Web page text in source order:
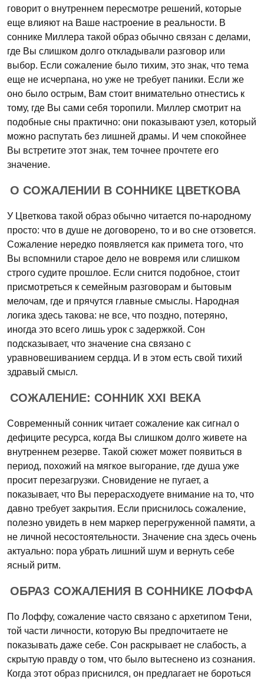
говорит о внутреннем пересмотре решений, которые
еще влияют на Ваше настроение в реальности. В
соннике Миллера такой образ обычно связан с делами,
где Вы слишком долго откладывали разговор или
выбор. Если сожаление было тихим, это знак, что тема
еще не исчерпана, но уже не требует паники. Если же
оно было острым, Вам стоит внимательно отнестись к
тому, где Вы сами себя торопили. Миллер смотрит на
подобные сны практично: они показывают узел, который
можно распутать без лишней драмы. И чем спокойнее
Вы встретите этот знак, тем точнее прочтете его
значение.
О СОЖАЛЕНИИ В СОННИКЕ ЦВЕТКОВА
У Цветкова такой образ обычно читается по-народному
просто: что в душе не договорено, то и во сне отзовется.
Сожаление нередко появляется как примета того, что
Вы вспомнили старое дело не вовремя или слишком
строго судите прошлое. Если снится подобное, стоит
присмотреться к семейным разговорам и бытовым
мелочам, где и прячутся главные смыслы. Народная
логика здесь такова: не все, что поздно, потеряно,
иногда это всего лишь урок с задержкой. Сон
подсказывает, что значение сна связано с
уравновешиванием сердца. И в этом есть свой тихий
здравый смысл.
СОЖАЛЕНИЕ: СОННИК XXI ВЕКА
Современный сонник читает сожаление как сигнал о
дефиците ресурса, когда Вы слишком долго живете на
внутреннем резерве. Такой сюжет может появиться в
период, похожий на мягкое выгорание, где душа уже
просит перезагрузки. Сновидение не пугает, а
показывает, что Вы перерасходуете внимание на то, что
давно требует закрытия. Если приснилось сожаление,
полезно увидеть в нем маркер перегруженной памяти, а
не личной несостоятельности. Значение сна здесь очень
актуально: пора убрать лишний шум и вернуть себе
ясный ритм.
ОБРАЗ СОЖАЛЕНИЯ В СОННИКЕ ЛОФФА
По Лоффу, сожаление часто связано с архетипом Тени,
той части личности, которую Вы предпочитаете не
показывать даже себе. Сон раскрывает не слабость, а
скрытую правду о том, что было вытеснено из сознания.
Когда этот образ приснился, он предлагает не бороться